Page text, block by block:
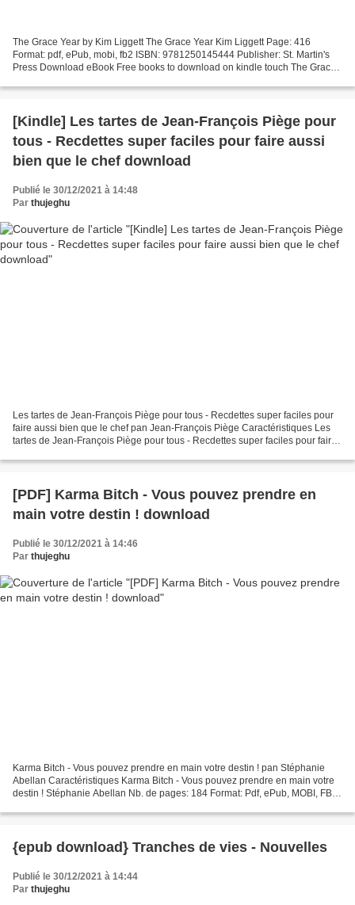
The Grace Year by Kim Liggett The Grace Year Kim Liggett Page: 416
Format: pdf, ePub, mobi, fb2 ISBN: 9781250145444 Publisher: St. Martin's
Press Download eBook Free books to download on kindle touch The Grace
[Kindle] Les tartes de Jean-François Piège pour
tous - Recdettes super faciles pour faire aussi
bien que le chef download
Publié le 30/12/2021 à 14:48
Par thujeghu
Les tartes de Jean-François Piège pour tous - Recdettes super faciles pour
faire aussi bien que le chef pan Jean-François Piège Caractéristiques Les
tartes de Jean-François Piège pour tous - Recdettes super faciles pour faire
[PDF] Karma Bitch - Vous pouvez prendre en
main votre destin ! download
Publié le 30/12/2021 à 14:46
Par thujeghu
Karma Bitch - Vous pouvez prendre en main votre destin ! pan Stéphanie
Abellan Caractéristiques Karma Bitch - Vous pouvez prendre en main votre
destin ! Stéphanie Abellan Nb. de pages: 184 Format: Pdf, ePub, MOBI, FB2
{epub download} Tranches de vies - Nouvelles
Publié le 30/12/2021 à 14:44
Par thujeghu